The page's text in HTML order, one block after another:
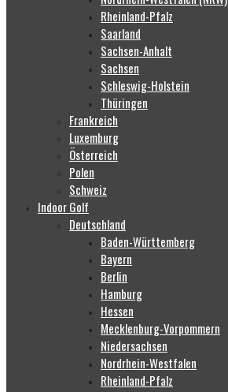
Rheinland-Pfalz
Saarland
Sachsen-Anhalt
Sachsen
Schleswig-Holstein
Thüringen
Frankreich
Luxemburg
Österreich
Polen
Schweiz
Indoor Golf
Deutschland
Baden-Württemberg
Bayern
Berlin
Hamburg
Hessen
Mecklenburg-Vorpommern
Niedersachsen
Nordrhein-Westfalen
Rheinland-Pfalz